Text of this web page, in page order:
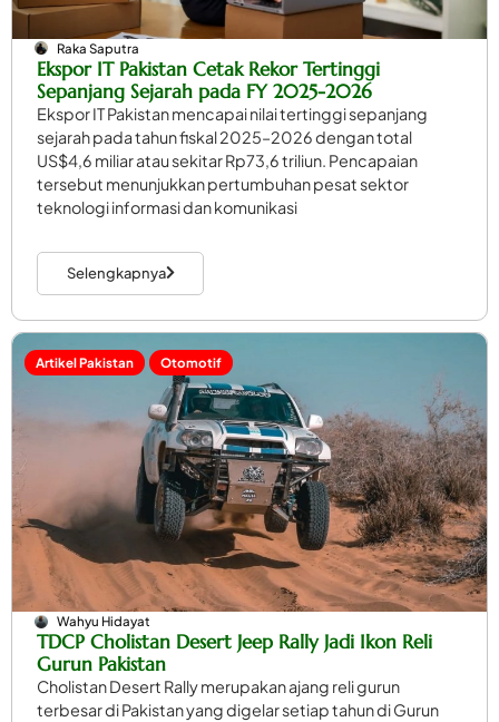
Raka Saputra
Ekspor IT Pakistan Cetak Rekor Tertinggi
Sepanjang Sejarah pada FY 2025-2026
Ekspor IT Pakistan mencapai nilai tertinggi sepanjang
sejarah pada tahun fiskal 2025–2026 dengan total
US$4,6 miliar atau sekitar Rp73,6 triliun. Pencapaian
tersebut menunjukkan pertumbuhan pesat sektor
teknologi informasi dan komunikasi
Selengkapnya
Artikel Pakistan Otomotif
Wahyu Hidayat
TDCP Cholistan Desert Jeep Rally Jadi Ikon Reli
Gurun Pakistan
Cholistan Desert Rally merupakan ajang reli gurun
terbesar di Pakistan yang digelar setiap tahun di Gurun